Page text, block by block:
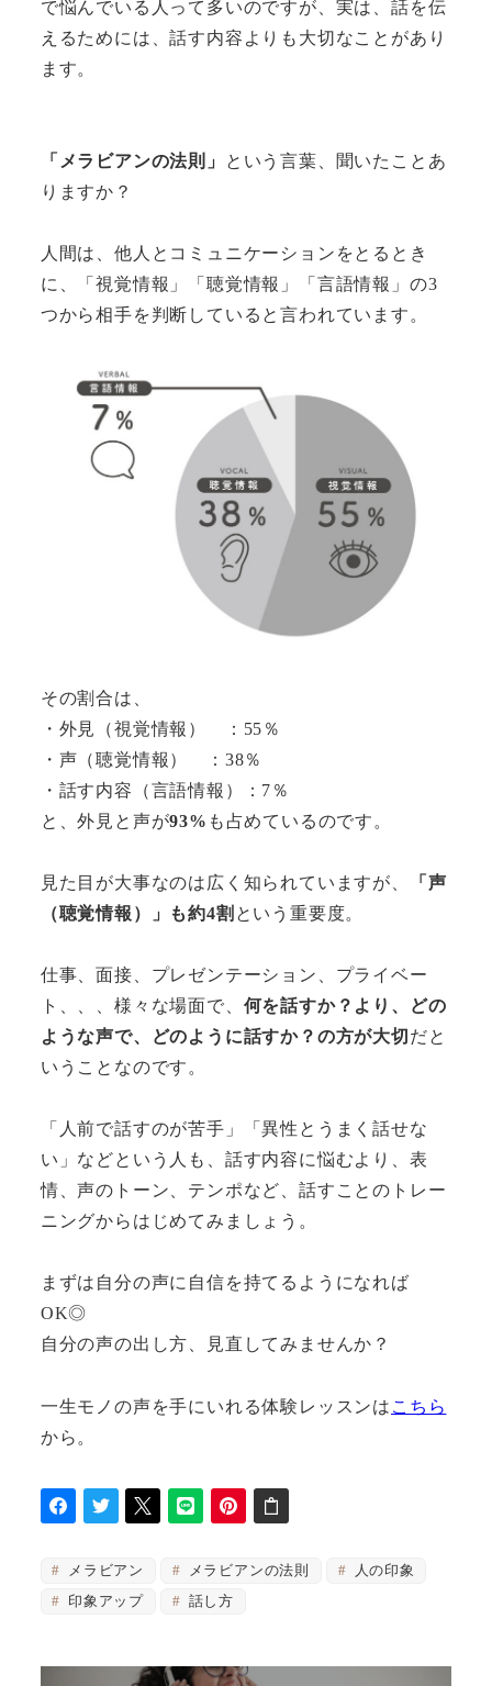
で悩んでいる人って多いのですが、実は、話を伝
えるためには、話す内容よりも大切なことがあり
ます。
「メラビアンの法則」
という言葉、聞いたことあ
りますか？
人間は、他人とコミュニケーションをとるとき
に、「視覚情報」「聴覚情報」「言語情報」の3
つから相手を判断していると言われています。
その割合は、
・外見（視覚情報） ：55％
・声（聴覚情報） ：38％
・話す内容（言語情報）：7％
と、外見と声が93% も占めているのです。
見た目が大事なのは広く知られていますが、
「声
（聴覚情報）」も約4割 という重要度。
仕事、面接、プレゼンテーション、プライベー
ト、、、様々な場面で、 何を話すか？より、どの
ような声で、どのように話すか？の方が大切 だと
いうことなのです。
「人前で話すのが苦手」「異性とうまく話せな
い」などという人も、話す内容に悩むより、表
情、声のトーン、テンポなど、話すことのトレー
ニングからはじめてみましょう。
まずは自分の声に自信を持てるようになれば
OK◎
自分の声の出し方、見直してみませんか？
一生モノの声を手にいれる体験レッスンは こちら
から。
メラビアン メラビアンの法則
人の印象
印象アップ
話し方